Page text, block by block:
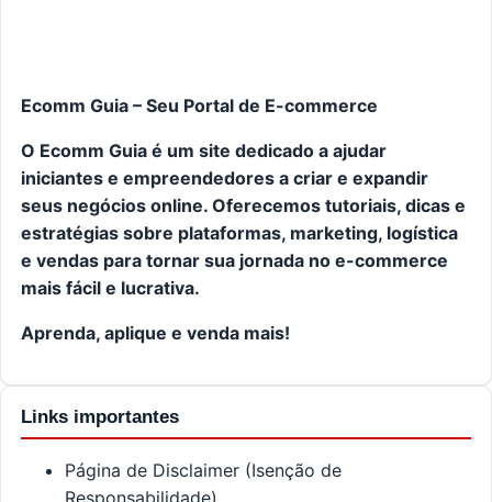
Ecomm Guia – Seu Portal de E-commerce
O Ecomm Guia é um site dedicado a ajudar
iniciantes e empreendedores a criar e expandir
seus negócios online. Oferecemos tutoriais, dicas e
estratégias sobre plataformas, marketing, logística
e vendas para tornar sua jornada no e-commerce
mais fácil e lucrativa.
Aprenda, aplique e venda mais!
Links importantes
Página de Disclaimer (Isenção de